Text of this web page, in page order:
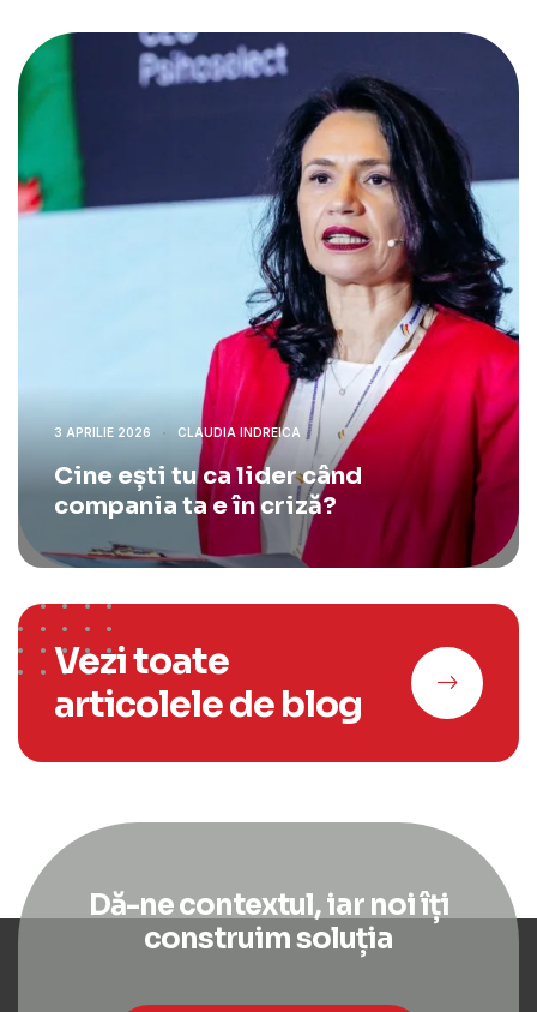
3 APRILIE 2026 CLAUDIA INDREICA
Cine ești tu ca lider când
compania ta e în criză?
Vezi toate
articolele de blog
Dă-ne contextul, iar noi îți
construim soluția